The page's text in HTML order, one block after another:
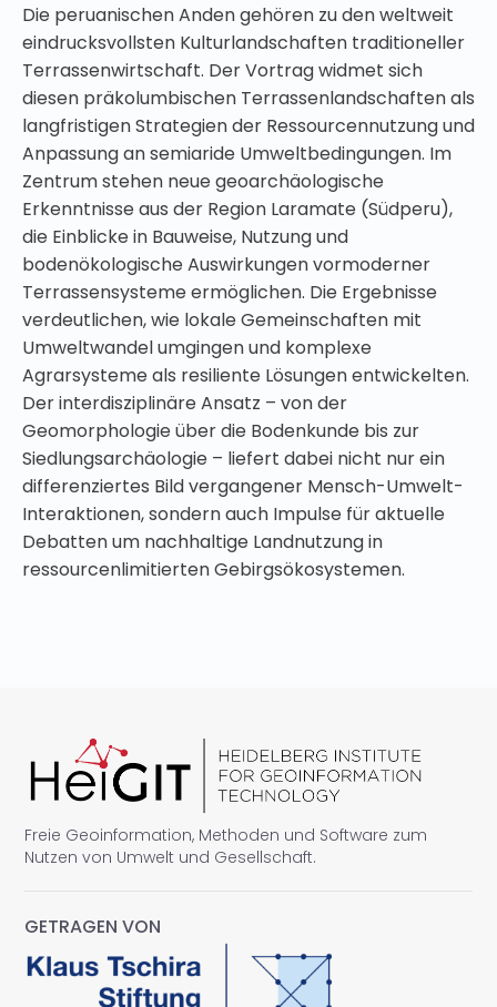
Die peruanischen Anden gehören zu den weltweit
eindrucksvollsten Kulturlandschaften traditioneller
Terrassenwirtschaft. Der Vortrag widmet sich
diesen präkolumbischen Terrassenlandschaften als
langfristigen Strategien der Ressourcennutzung und
Anpassung an semiaride Umweltbedingungen. Im
Zentrum stehen neue geoarchäologische
Erkenntnisse aus der Region Laramate (Südperu),
die Einblicke in Bauweise, Nutzung und
bodenökologische Auswirkungen vormoderner
Terrassensysteme ermöglichen. Die Ergebnisse
verdeutlichen, wie lokale Gemeinschaften mit
Umweltwandel umgingen und komplexe
Agrarsysteme als resiliente Lösungen entwickelten.
Der interdisziplinäre Ansatz – von der
Geomorphologie über die Bodenkunde bis zur
Siedlungsarchäologie – liefert dabei nicht nur ein
differenziertes Bild vergangener Mensch-Umwelt-
Interaktionen, sondern auch Impulse für aktuelle
Debatten um nachhaltige Landnutzung in
ressourcenlimitierten Gebirgsökosystemen.
Freie Geoinformation, Methoden und Software zum
Nutzen von Umwelt und Gesellschaft.
GETRAGEN VON